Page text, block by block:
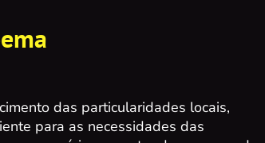
das particularidades locais,
para as necessidades das